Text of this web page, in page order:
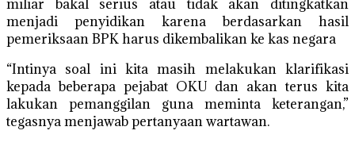
miliar bakal serius atau tidak akan ditingkatkan
menjadi penyidikan karena berdasarkan hasil
pemeriksaan BPK harus dikembalikan ke kas negara
“Intinya soal ini kita masih melakukan klarifikasi
kepada beberapa pejabat OKU dan akan terus kita
lakukan pemanggilan guna meminta keterangan,”
tegasnya menjawab pertanyaan wartawan.